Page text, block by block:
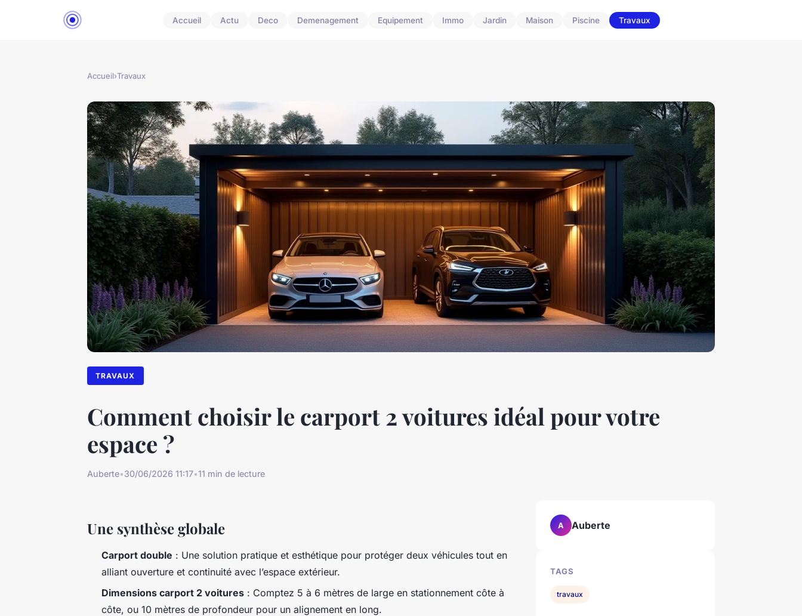
Accueil Actu Deco Demenagement Equipement Immo Jardin Maison Piscine Travaux
Accueil›Travaux
TRAVAUX
Comment choisir le carport 2 voitures idéal pour votre
espace ?
Auberte•30/06/2026 11:17•11 min de lecture
Une synthèse globale
Carport double : Une solution pratique et esthétique pour protéger deux véhicules tout en
alliant ouverture et continuité avec l’espace extérieur.
Dimensions carport 2 voitures : Comptez 5 à 6 mètres de large en stationnement côte à
côte, ou 10 mètres de profondeur pour un alignement en long.
A Auberte
TAGS
travaux